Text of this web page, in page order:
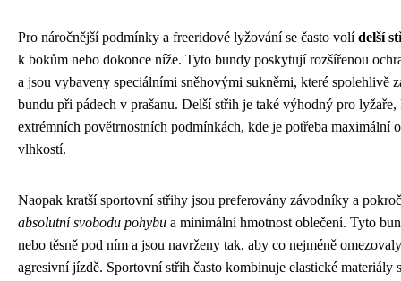
Pro náročnější podmínky a freeridové lyžování se často volídelší
k bokům nebo dokonce níže. Tyto bundy poskytují rozšířenou
a jsou vybaveny speciálními sněhovými sukněmi, které spolehlivě
bundu při pádech v prašanu. Delší střih je také výhodný pro
extrémních povětrnostních podmínkách, kde je potřeba maximální
vlhkostí.
Naopak kratší sportovní střihy jsou preferovány závodníky a
absolutní svobodu pohybu a minimální hmotnost oblečení. Tyto
nebo těsně pod ním a jsou navrženy tak, aby co nejméně
agresivní jízdě. Sportovní střih často kombinuje elastické materiály